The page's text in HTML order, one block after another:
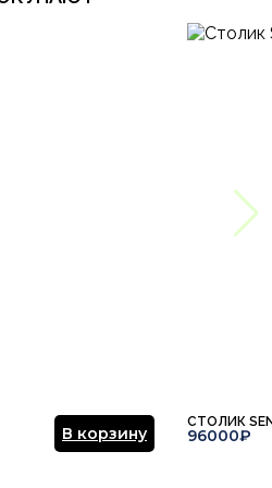
В корзину
СТОЛИК
96000₽